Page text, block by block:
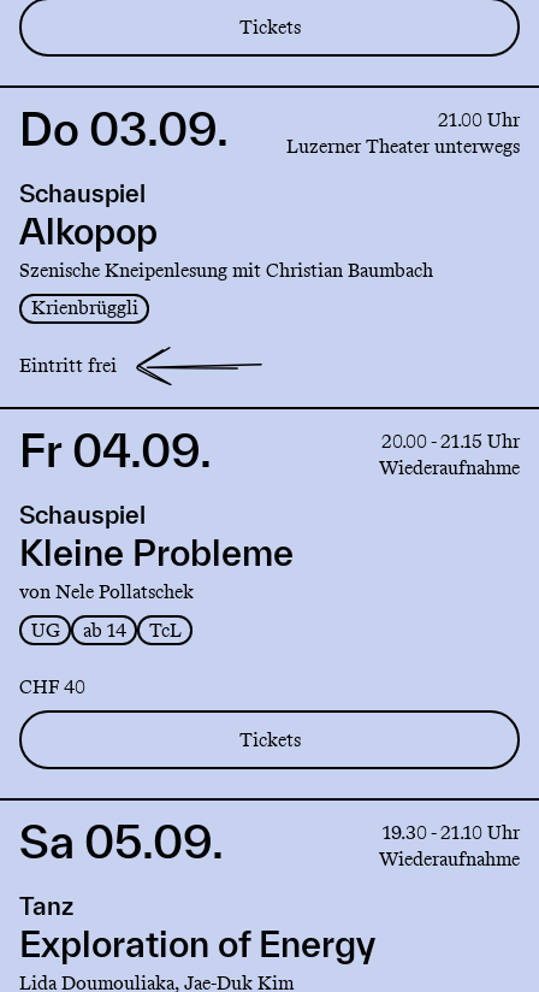
Tickets
Link
Alkopop
Do 03.09.
21.00 Uhr
Luzerner Theater unterwegs
Schauspiel
Alkopop
Szenische Kneipenlesung mit Christian Baumbach
Krienbrüggli
Eintritt frei
Link
Kleine
Probleme
Fr 04.09.
20.00 - 21.15 Uhr
Wiederaufnahme
Schauspiel
Kleine Probleme
von Nele Pollatschek
UG
ab 14 TcL
CHF 40
Tickets
Link
Exploration
Energy
Sa 05.09.
19.30 - 21.10 Uhr
Wiederaufnahme
Tanz
Exploration of Energy
Lida Doumouliaka, Jae-Duk Kim